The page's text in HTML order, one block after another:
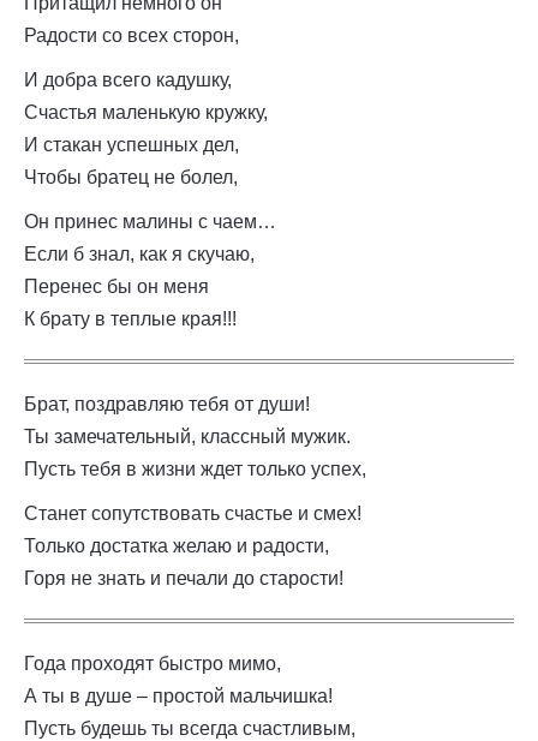
Радости со всех сторон,
И добра всего кадушку,
Счастья маленькую кружку,
И стакан успешных дел,
Чтобы братец не болел,
Он принес малины с чаем…
Если б знал, как я скучаю,
Перенес бы он меня
К брату в теплые края!!!
Брат, поздравляю тебя от души!
Ты замечательный, классный мужик.
Пусть тебя в жизни ждет только успех,
Станет сопутствовать счастье и смех!
Только достатка желаю и радости,
Горя не знать и печали до старости!
Года проходят быстро мимо,
А ты в душе – простой мальчишка!
Пусть будешь ты всегда счастливым,